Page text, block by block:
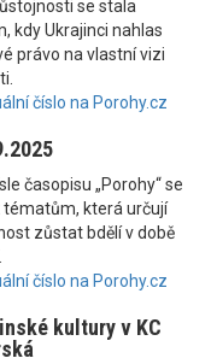
se stala
kdy Ukrajinci nahlas
právo na vlastní vizi
číslo na Porohy.cz
časopisu „Porohy“ se
tématům, která určují
zůstat bdělí v době
číslo na Porohy.cz
kultury v KC